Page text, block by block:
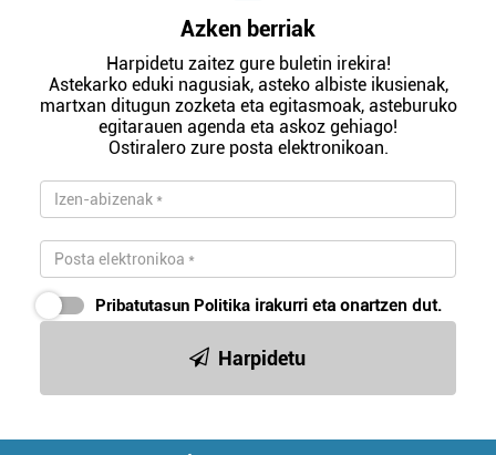
Azken berriak
Harpidetu zaitez gure buletin irekira!
Astekarko eduki nagusiak, asteko albiste ikusienak,
martxan ditugun zozketa eta egitasmoak, asteburuko
egitarauen agenda eta askoz gehiago!
Ostiralero zure posta elektronikoan.
Pribatutasun Politika irakurri eta onartzen dut.
Harpidetu